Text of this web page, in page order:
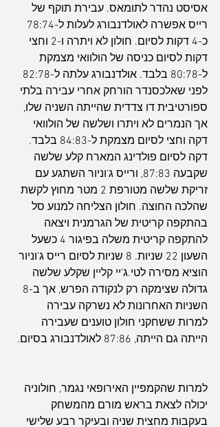
אסיסט נהדר לתומאס. עבירת תוקף של
כ-4 דקות לסיום. חולון לא ויתרה ו-2 וחצי
דקות לסיום כניסה של הולוואי מצמקת
לפני שאלכסנדר הורחק אחרי עבירה בלתי
ספורטיבית דו צדדית שהייתה השניה שלו,
אך הנמרים לא ויתרו ושלשה של הולוואי
דקה וחצי לסיום מצמקת ל-84:83 בלבד.
דקה לסיום פולדינג המארח קלע שלשה
שקבעה 87:83, ורייס ג'וניור השתגע עם
זריקת שלשה מטורפת 2 מטר מחוץ לקשת
שהלכה החוצה. חולון הצליחה למנוע סל
בהתקפה קריטית של הגרמנית ויצאה
להתקפה קריטית משלה בפיגור 4 כשעל
השעון 22 שניות. 8 שניות לסיום רייס ג'וניור
הוציא מסירה לטי.ג'יי קליין שקלע שלשה
השניות האחרונות לא נשרקה עבירה
למרות ששחקני חולון טוענים שעבירה
הייתה גם הייתה, 87:86 לאולדנבורג בסיום.
למרות שהקמפיין האירופאי נגמר, חולוניה
יכולה לצאת בראש מורם מהמשחק
בעקבות מחצית שניה ובעיקר רבע שלישי